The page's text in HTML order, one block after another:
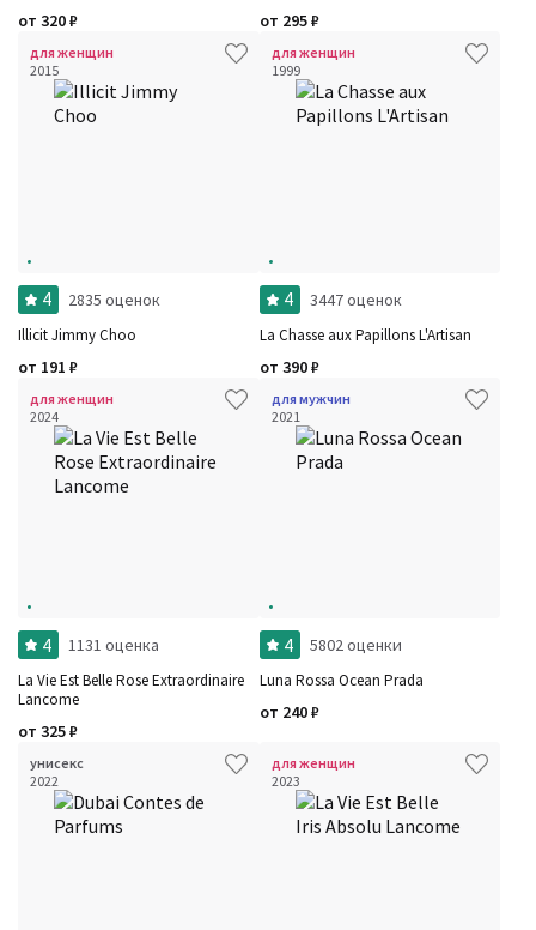
от 320₽ от 295₽
для женщин
2015
4 2835 оценок
Illicit Jimmy Choo
от 191 ₽
для женщин
1999
4 3447 оценок
La Chasse aux Papillons L'Artisan
от 390₽
для женщин
2024
4 1131 оценка
La Vie Est Belle Rose Extraordinaire
Lancome
от 325₽
для мужчин
2021
4 5802 оценки
Luna Rossa Ocean Prada
от 240₽
унисекс
2022
для женщин
2023